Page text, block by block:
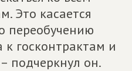
Это касается
переобучению
к госконтрактам и
подчеркнул он.